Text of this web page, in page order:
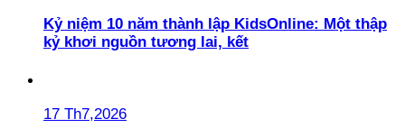
Kỷ niệm 10 năm thành lập KidsOnline: Một thập
kỷ khơi nguồn tương lai, kết
17 Th7,2026